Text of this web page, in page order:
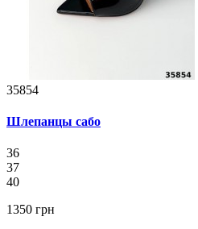
35854
Шлепанцы сабо
36
37
40
1350 грн